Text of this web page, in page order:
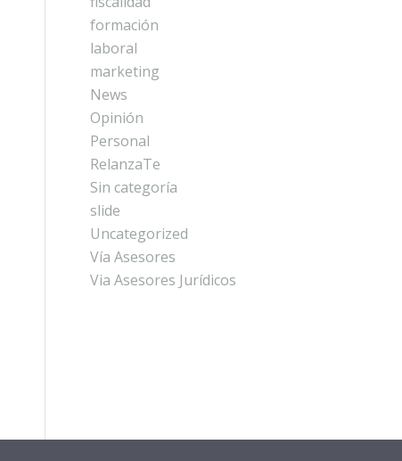
formación
laboral
marketing
News
Opinión
Personal
RelanzaTe
Sin categoría
slide
Uncategorized
Vía Asesores
Via Asesores Jurídicos